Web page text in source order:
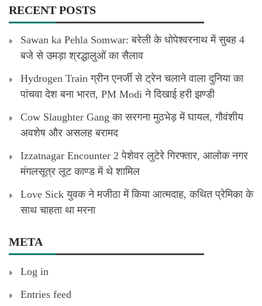
RECENT POSTS
Sawan ka Pehla Somwar: बरेली के धोपेश्वरनाथ में सुबह 4
बजे से उमड़ा श्रद्धालुओं का सैलाव
Hydrogen Train ग्रीन एनर्जी से ट्रेन चलाने वाला दुनिया का
पांचवा देश बना भारत, PM Modi ने दिखाई हरी झण्डी
Cow Slaughter Gang का सरगना मुठभेड़ में घायल, गौवंशीय
अवशेष और असलह बरामद
Izzatnagar Encounter 2 पेशेवर लुटेरे गिरफ्तार, आलोक नगर
मंगलसूत्र लूट काण्‍ड में थे शामिल
Love Sick युवक ने मजीठा में किया आत्मदाह, कथित प्रेमिका के
साथ चाहता था मरना
META
Log in
Entries feed